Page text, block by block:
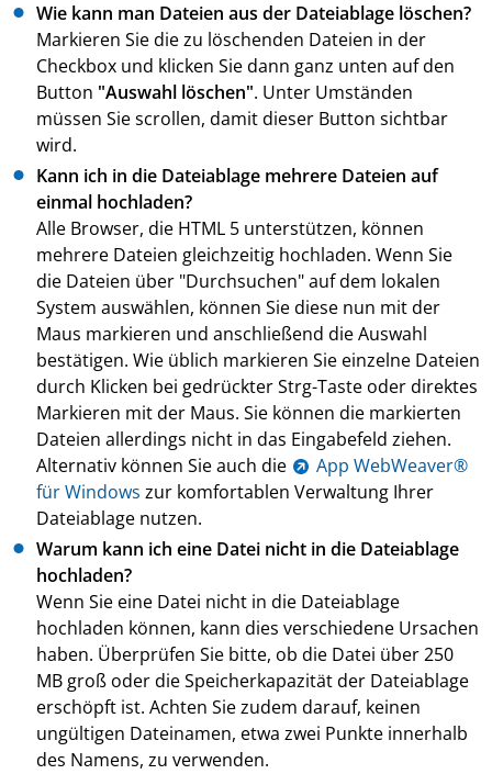
Wie kann man Dateien aus der Dateiablage löschen?
Markieren Sie die zu löschenden Dateien in der
Checkbox und klicken Sie dann ganz unten auf den
Button "Auswahl löschen". Unter Umständen
müssen Sie scrollen, damit dieser Button sichtbar
wird.
Kann ich in die Dateiablage mehrere Dateien auf
einmal hochladen?
Alle Browser, die HTML 5 unterstützen, können
mehrere Dateien gleichzeitig hochladen. Wenn Sie
die Dateien über "Durchsuchen" auf dem lokalen
System auswählen, können Sie diese nun mit der
Maus markieren und anschließend die Auswahl
bestätigen. Wie üblich markieren Sie einzelne Dateien
durch Klicken bei gedrückter Strg-Taste oder direktes
Markieren mit der Maus. Sie können die markierten
Dateien allerdings nicht in das Eingabefeld ziehen.
Alternativ können Sie auch die
App WebWeaver®
für Windows zur komfortablen Verwaltung Ihrer
Dateiablage nutzen.
Warum kann ich eine Datei nicht in die Dateiablage
hochladen?
Wenn Sie eine Datei nicht in die Dateiablage
hochladen können, kann dies verschiedene Ursachen
haben. Überprüfen Sie bitte, ob die Datei über 250
MB groß oder die Speicherkapazität der Dateiablage
erschöpft ist. Achten Sie zudem darauf, keinen
ungültigen Dateinamen, etwa zwei Punkte innerhalb
des Namens, zu verwenden.